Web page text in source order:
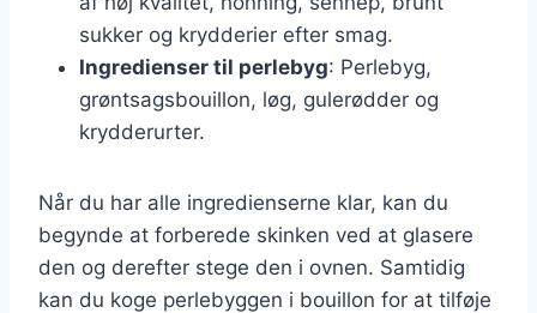
sukker og krydderier efter smag.
Ingredienser til perlebyg: Perlebyg,
grøntsagsbouillon, løg, gulerødder og
krydderurter.
Når du har alle ingredienserne klar, kan du
begynde at forberede skinken ved at glasere
den og derefter stege den i ovnen. Samtidig
kan du koge perlebyggen i bouillon for at tilføje